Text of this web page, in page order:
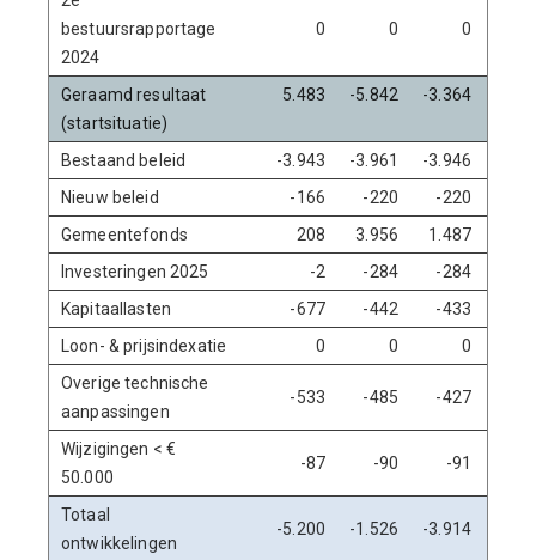
bestuursrapportage
2024
0 0 0
Geraamd resultaat
(startsituatie)
5.483 -5.842 -3.364
Bestaand beleid -3.943 -3.961 -3.946
Nieuw beleid
-166 -220 -220
Gemeentefonds
208 3.956 1.487
Investeringen 2025
-2 -284 -284
Kapitaallasten
-677 -442 -433
Loon- & prijsindexatie
0 0 0
Overige technische
aanpassingen
-533 -485 -427
Wijzigingen < €
50.000
-87 -90 -91
Totaal
ontwikkelingen
-5.200 -1.526 -3.914